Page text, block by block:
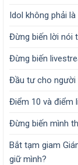
Idol không phải
Đừng biến lời nói
Đừng biến
Đầu tư cho người
Điểm 10 và điểm
Đừng biến mình
Bắt tạm giam
giữ mình?